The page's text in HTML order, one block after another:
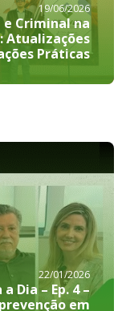
19/06/2026
e Criminal na
Atualizações
Práticas
22/01/2026
Dia – Ep. 4 –
em